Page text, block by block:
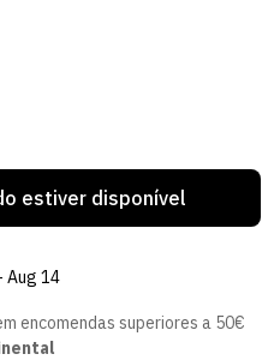
estiver disponível
Aug 14
encomendas superiores a 50€